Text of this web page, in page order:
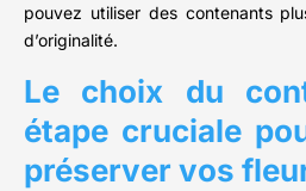
pouvez utiliser des contenants
d’originalité.
Le choix du
étape cruciale
préserver vos